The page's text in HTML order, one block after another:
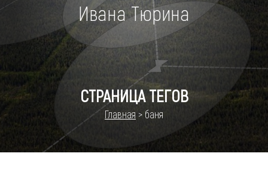
Ивана Тюрина
СТРАНИЦА ТЕГОВ
Главная > баня